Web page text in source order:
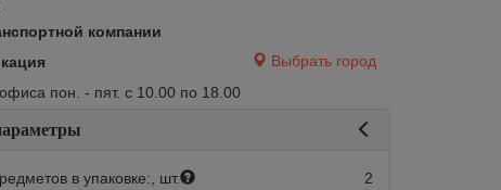
компании
Выбрать город
пон. - пят. с 10.00 по 18.00
в упаковке:, шт.
2